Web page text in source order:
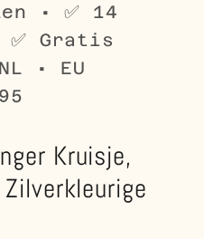
• ✅ 14
✅ Gratis
• EU
Kruisje,